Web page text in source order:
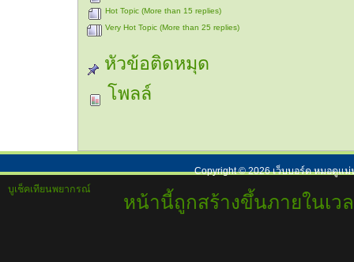
Hot Topic (More than 15 replies)
Very Hot Topic (More than 25 replies)
หัวข้อติดหมุด
โพลล์
Copyright ©2026เว็บบอร์ด หมอดูแม่
บูเช็คเทียนพยากรณ์
หน้านี้ถูกสร้างขึ้นภายในเว